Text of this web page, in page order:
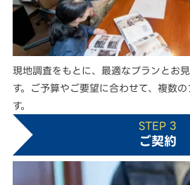
現地調査をもとに、最適なプランとお
す。ご予算やご要望に合わせて、複数
す。
STEP 3
ご契約